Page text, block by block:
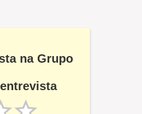
na Grupo